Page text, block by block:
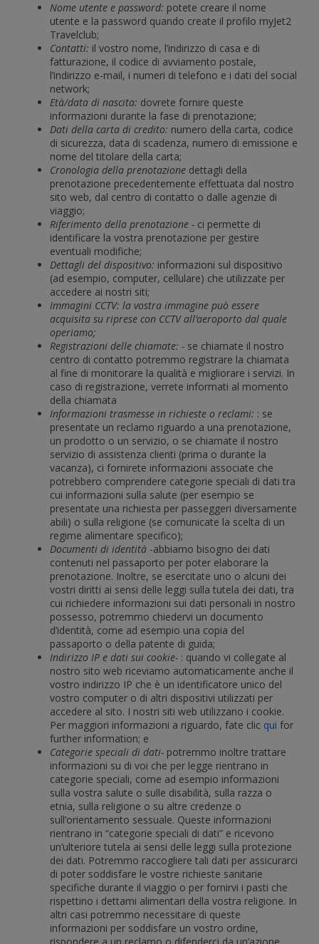
Nome utente e password: potete creare il nome
utente e la password quando create il profilo myJet2
Travelclub;
Contatti: il vostro nome, l’indirizzo di casa e di
fatturazione, il codice di avviamento postale,
l’indirizzo e-mail, i numeri di telefono e i dati del social
network;
Età/data di nascita: dovrete fornire queste
informazioni durante la fase di prenotazione;
Dati della carta di credito: numero della carta, codice
di sicurezza, data di scadenza, numero di emissione e
nome del titolare della carta;
Cronologia della prenotazione dettagli della
prenotazione precedentemente effettuata dal nostro
sito web, dal centro di contatto o dalle agenzie di
viaggio;
Riferimento della prenotazione - ci permette di
identificare la vostra prenotazione per gestire
eventuali modifiche;
Dettagli del dispositivo: informazioni sul dispositivo
(ad esempio, computer, cellulare) che utilizzate per
accedere ai nostri siti;
Immagini CCTV: la vostra immagine può essere
acquisita su riprese con CCTV all’aeroporto dal quale
operiamo;
Registrazioni delle chiamate: - se chiamate il nostro
centro di contatto potremmo registrare la chiamata
al fine di monitorare la qualità e migliorare i servizi. In
caso di registrazione, verrete informati al momento
della chiamata
Informazioni trasmesse in richieste o reclami: : se
presentate un reclamo riguardo a una prenotazione,
un prodotto o un servizio, o se chiamate il nostro
servizio di assistenza clienti (prima o durante la
vacanza), ci fornirete informazioni associate che
potrebbero comprendere categorie speciali di dati tra
cui informazioni sulla salute (per esempio se
presentate una richiesta per passeggeri diversamente
abili) o sulla religione (se comunicate la scelta di un
regime alimentare specifico);
Documenti di identità -abbiamo bisogno dei dati
contenuti nel passaporto per poter elaborare la
prenotazione. Inoltre, se esercitate uno o alcuni dei
vostri diritti ai sensi delle leggi sulla tutela dei dati, tra
cui richiedere informazioni sui dati personali in nostro
possesso, potremmo chiedervi un documento
d’identità, come ad esempio una copia del
passaporto o della patente di guida;
Indirizzo IP e dati sui cookie- : quando vi collegate al
nostro sito web riceviamo automaticamente anche il
vostro indirizzo IP che è un identificatore unico del
vostro computer o di altri dispositivi utilizzati per
accedere al sito. I nostri siti web utilizzano i cookie.
Per maggiori informazioni a riguardo, fate clic qui for
further information; e
Categorie speciali di dati- potremmo inoltre trattare
informazioni su di voi che per legge rientrano in
categorie speciali, come ad esempio informazioni
sulla vostra salute o sulle disabilità, sulla razza o
etnia, sulla religione o su altre credenze o
sull’orientamento sessuale. Queste informazioni
rientrano in “categorie speciali di dati” e ricevono
un’ulteriore tutela ai sensi delle leggi sulla protezione
dei dati. Potremmo raccogliere tali dati per assicurarci
di poter soddisfare le vostre richieste sanitarie
specifiche durante il viaggio o per fornirvi i pasti che
rispettino i dettami alimentari della vostra religione. In
altri casi potremmo necessitare di queste
informazioni per soddisfare un vostro ordine,